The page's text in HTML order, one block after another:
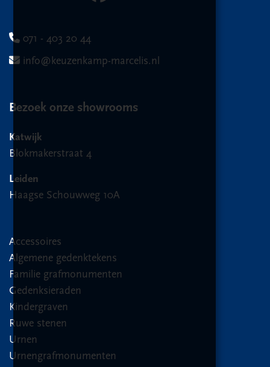
071 - 403 20 44
info@keuzenkamp-marcelis.nl
Bezoek onze showrooms
Katwijk
Blokmakerstraat 4
Leiden
Haagse Schouwweg 10A
Accessoires
Algemene gedenktekens
Familie grafmonumenten
Gedenksieraden
Kindergraven
Ruwe stenen
Urnen
Urnengrafmonumenten